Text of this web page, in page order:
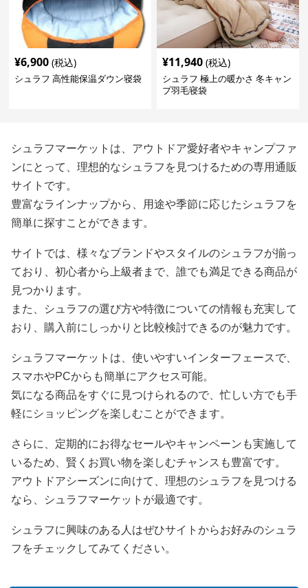
¥6,900 (税込)
シュラフ 高性能保温ダウン寝袋
¥11,940 (税込)
シュラフ 極上の暖かさ 冬キャン
プ羽毛寝袋
シュラフマーケットは、アウトドア愛好者やキャンプファ
ンにとって、理想的なシュラフを見つけるための専用通販
サイトです。
豊富なラインナップから、用途や季節に応じたシュラフを
簡単に探すことができます。
サイトでは、様々なブランドやスタイルのシュラフが揃っ
ており、初心者から上級者まで、誰でも満足できる商品が
見つかります。
また、シュラフの選び方や特徴についての情報も充実して
おり、購入前にしっかりと比較検討できるのが魅力です。
シュラフマーケットは、使いやすいインターフェースで、
スマホやPCからも簡単にアクセス可能。
気になる商品をすぐに見つけられるので、忙しい方でも手
軽にショッピングを楽しむことができます。
さらに、定期的にお得なセールやキャンペーンも実施して
いるため、賢くお買い物を楽しむチャンスも豊富です。
アウトドアシーズンに向けて、理想のシュラフを見つける
なら、シュラフマーケットが最適です。
シュラフに興味のある人はぜひサイトからお好みのシュラ
フをチェックしてみてください。